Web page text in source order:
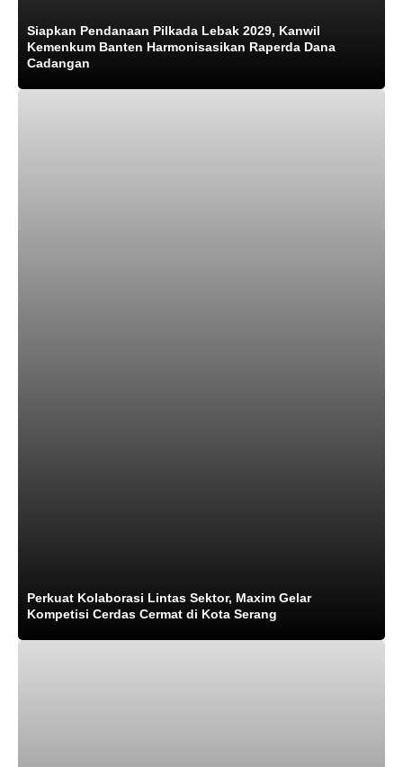
Siapkan Pendanaan Pilkada Lebak 2029, Kanwil
Kemenkum Banten Harmonisasikan Raperda Dana
Cadangan
Perkuat Kolaborasi Lintas Sektor, Maxim Gelar
Kompetisi Cerdas Cermat di Kota Serang